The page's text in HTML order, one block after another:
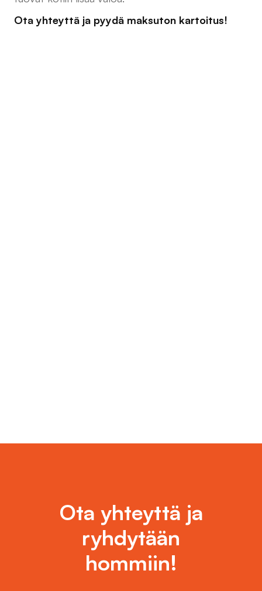
Ota yhteyttä ja pyydä maksuton kartoitus!
Ota yhteyttä ja
ryhdytään
hommiin!